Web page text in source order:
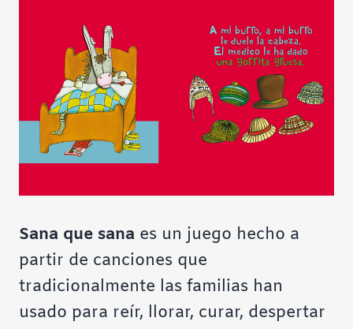
Sana que sana es un juego hecho a
partir de canciones que
tradicionalmente las familias han
usado para reír, llorar, curar, despertar